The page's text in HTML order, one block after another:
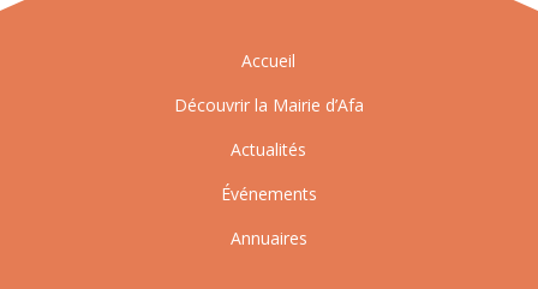
Accueil
Découvrir la Mairie d’Afa
Actualités
Événements
Annuaires